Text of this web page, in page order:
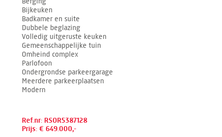
Bijkeuken
Badkamer en suite
Dubbele beglazing
Volledig uitgeruste keuken
Gemeenschappelijke tuin
Omheind complex
Parlofoon
Ondergrondse parkeergarage
Meerdere parkeerplaatsen
Modern
Ref.nr: RSOR5387128
Prijs: € 649.000,-